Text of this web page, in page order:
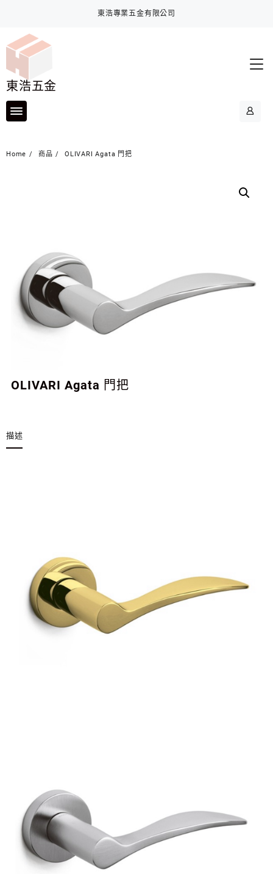
東浩專業五金有限公司
東浩五金
Home 商品 OLIVARI Agata 門把
OLIVARI Agata 門把
描述